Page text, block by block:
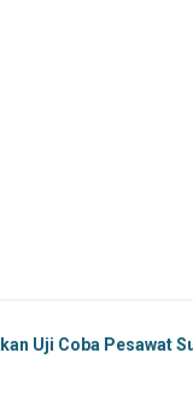
Uji Coba Pesawat